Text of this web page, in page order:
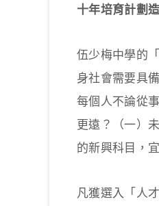
十年培育計劃
伍少梅中學的
身社會需要具
每個人不論從
更遠？（一）
的新興科目，
凡獲選入「人